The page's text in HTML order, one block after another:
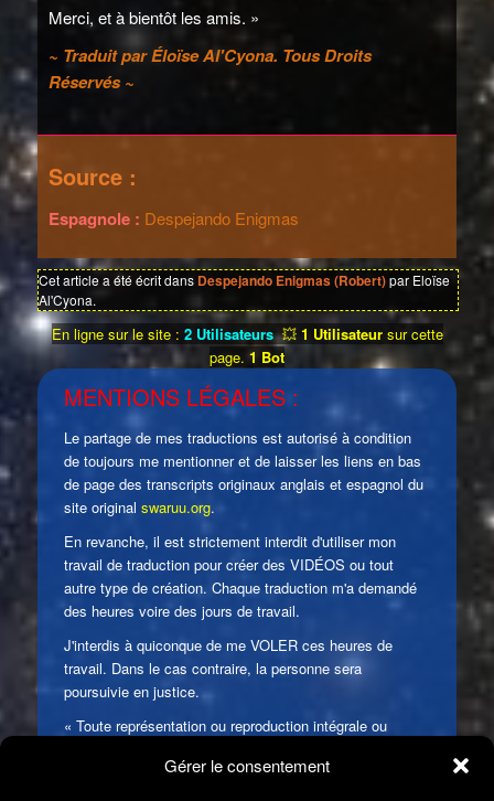
Gérer le consentement
Merci, et à bientôt les amis. »
~ Traduit par Éloïse Al'Cyona. Tous Droits
Réservés ~
Source :
Espagnole : Despejando Enigmas
Cet article a été écrit dans Despejando Enigmas (Robert)par Eloïse
Al'Cyona.
En ligne sur le site : 2 Utilisateurs 💥 1 Utilisateursur cette
page. 1 Bot
MENTIONS LÉGALES :
Le partage de mes traductions est autorisé à condition
de toujours me mentionner et de laisser les liens en bas
de page des transcripts originaux anglais et espagnol du
site originalswaruu.org.
En revanche, il est strictement interdit d'utiliser mon
travail de traduction pour créer des VIDÉOS ou tout
autre type de création. Chaque traduction m'a demandé
des heures voire des jours de travail.
J'interdis à quiconque de me VOLER ces heures de
travail. Dans le cas contraire, la personne sera
poursuivie en justice.
« Toute représentation ou reproduction intégrale ou
ayants droit ou ayants cause est illicite. Il en est de